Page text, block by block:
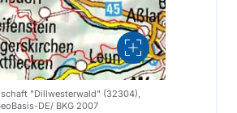
Vergrößern
"Dillwesterwald" (32304),
DE/ BKG 2007